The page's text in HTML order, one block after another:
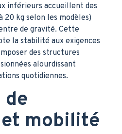
inférieurs accueillent des
20 kg selon les modèles)
de gravité. Cette
la stabilité aux exigences
des structures
alourdissant
quotidiennes.
de
mobilité